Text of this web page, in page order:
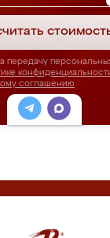
передачу
соглашению